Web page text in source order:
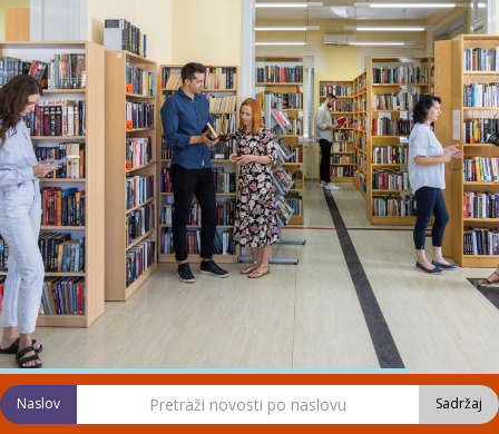
Naslov Sadržaj